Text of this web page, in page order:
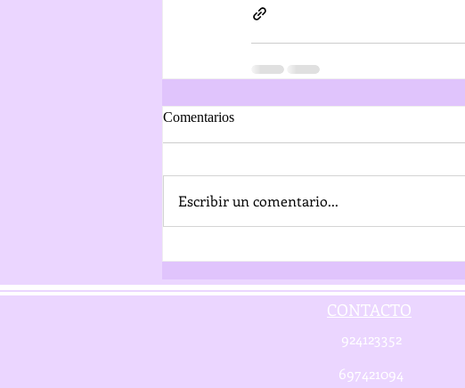
Comentarios
Escribir un comentario...
CONTACTO
924123352
697421094